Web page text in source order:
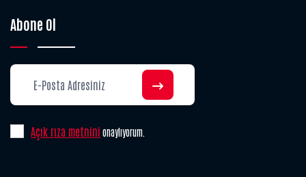
Abone Ol
Açık rıza metnini onaylıyorum.